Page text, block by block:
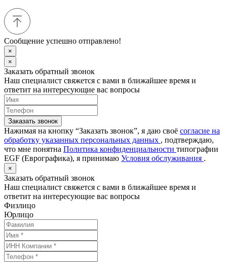
Сообщение успешно отправлено!
×
×
Заказать обратный звонок
Наш специалист свяжется с вами в ближайшее время и
ответит на интересующие вас вопросы
Заказать звонок
Нажимая на кнопку “Заказать звонок”, я даю своё согласие на
обработку указанных персональных данных , подтверждаю,
что мне понятна Политика конфиденциальности типографии
EGF (Еврографика), я принимаю Условия обслуживания .
×
Заказать обратный звонок
Наш специалист свяжется с вами в ближайшее время и
ответит на интересующие вас вопросы
Физлицо
Юрлицо